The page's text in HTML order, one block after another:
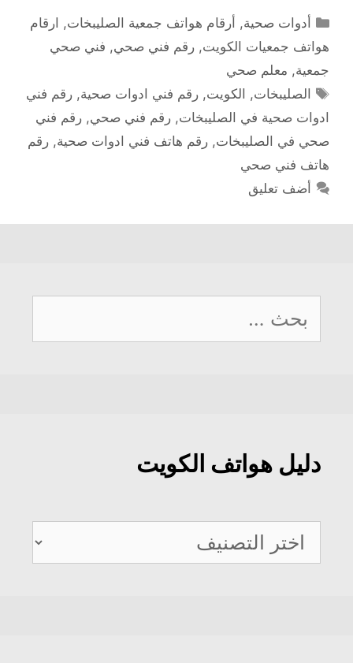
التصنيفات
أدوات صحية, أرقام هواتف جمعية الصليبخات, ارقام
هواتف جمعيات الكويت, رقم فني صحي, فني صحي
جمعية, معلم صحي
الوسوم
الصليبخات, الكويت,رقم فني ادوات صحية,رقم فني
ادوات صحية في الصليبخات, رقم فني صحي, رقم فني
صحي في الصليبخات, رقم هاتف فني ادوات صحية, رقم
هاتف فني صحي
أضف تعليق
عن:
دليل هواتف الكويت
دليل
هواتف